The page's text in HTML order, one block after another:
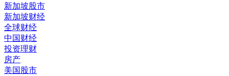
新加坡股市
新加坡财经
全球财经
中国财经
投资理财
房产
美国股市